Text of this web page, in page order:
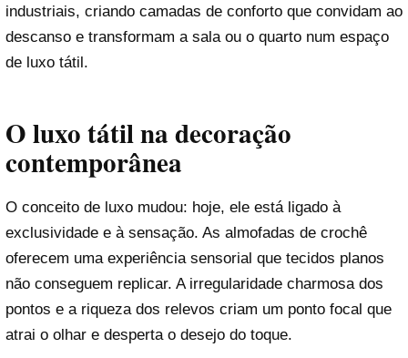
industriais, criando camadas de conforto que convidam ao
descanso e transformam a sala ou o quarto num espaço
de luxo tátil.
O luxo tátil na decoração
contemporânea
O conceito de luxo mudou: hoje, ele está ligado à
exclusividade e à sensação. As almofadas de crochê
oferecem uma experiência sensorial que tecidos planos
não conseguem replicar. A irregularidade charmosa dos
pontos e a riqueza dos relevos criam um ponto focal que
atrai o olhar e desperta o desejo do toque.